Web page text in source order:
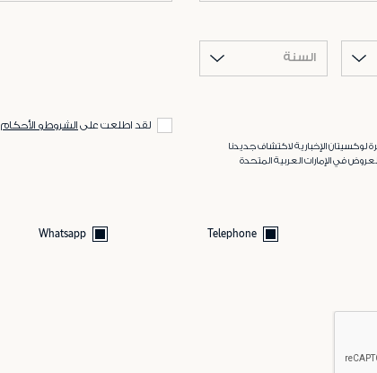
السنة
الإخبارية لاكتشاف جديدنا
في الإمارات العربية المتحدة
لقد اطلعت على الشروط و الأحكام
Telephone
Whatsapp